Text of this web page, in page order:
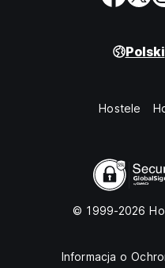
Polski
Hostele
© 1999-2026
Informacja o